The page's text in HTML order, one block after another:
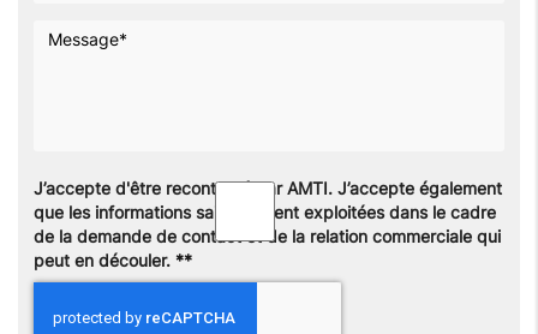
J’accepte d'être recontacté par AMTI. J’accepte également
que les informations saisies soient exploitées dans le cadre
de la demande de contact et de la relation commerciale qui
peut en découler. **